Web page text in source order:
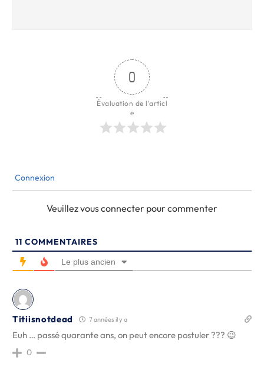
0
Évaluation de l'articl
e
Connexion
Veuillez vous connecter pour commenter
11 COMMENTAIRES
Le plus ancien
Titiisnotdead 7 années il y a
Euh … passé quarante ans, on peut encore postuler ??? 😉
0